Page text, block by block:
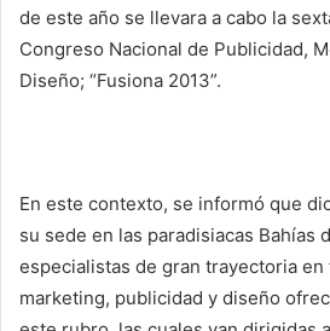
de este año se llevara a cabo la
Congreso Nacional de Publicidad,
Diseño; “Fusiona 2013”.
En este contexto, se informó que
su sede en las paradisiacas Bahías
especialistas de gran trayectoria en
marketing, publicidad y diseño